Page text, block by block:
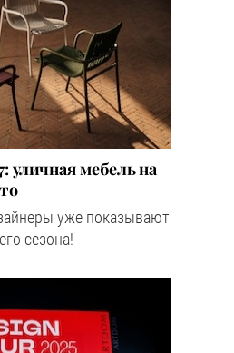
уличная мебель на
уже показывают
сезона!